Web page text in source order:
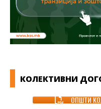
КОЛЕКТИВНИ
ОПШТИ